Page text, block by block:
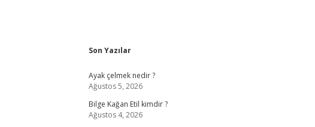
Sidebar
Son Yazılar
Ayak çelmek nedir ?
Ağustos 5, 2026
Bilge Kağan Etil kimdir ?
Ağustos 4, 2026